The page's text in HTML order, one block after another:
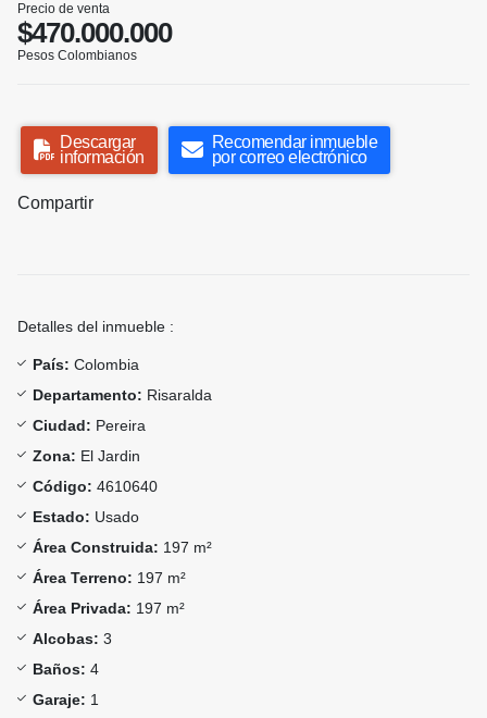
Precio de venta
$470.000.000
Pesos Colombianos
Descargar
información
Recomendar inmueble
por correo electrónico
Compartir
Detalles del inmueble :
País: Colombia
Departamento: Risaralda
Ciudad: Pereira
Zona: El Jardin
Código: 4610640
Estado: Usado
Área Construida: 197 m²
Área Terreno: 197 m²
Área Privada: 197 m²
Alcobas: 3
Baños: 4
Garaje: 1